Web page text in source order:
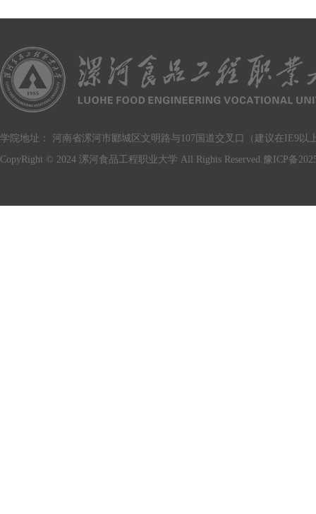
学院地址： 河南省漯河市郾城区文明路与107国道交叉口（建议在IE9以
CopyRight © 2024 漯河食品工程职业大学 All Rights Reserved. 豫ICP备